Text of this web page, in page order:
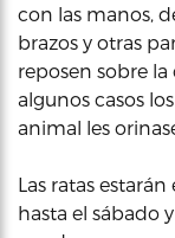
con las manos,
brazos y otras
reposen sobre
algunos casos
animal les
Las ratas
hasta el sábado